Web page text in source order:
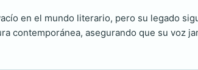
en el mundo literario, pero su legado
contemporánea, asegurando que su voz